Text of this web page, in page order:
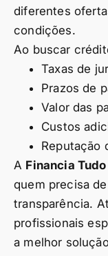
diferentes
condições.
Ao buscar
Taxas de
Prazos de
Valor das
Custos
Reputação
A Financia Tudo
quem precisa
transparência.
profissionais
a melhor